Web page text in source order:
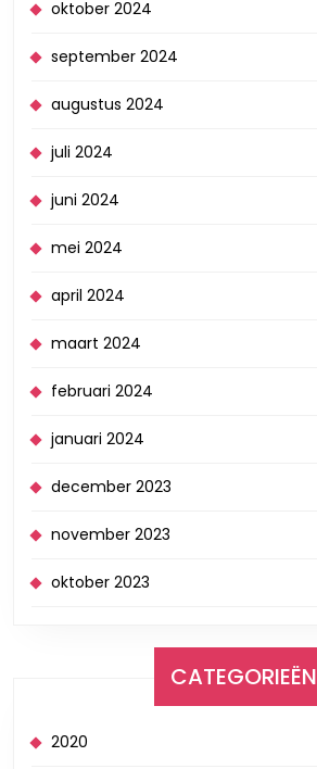
oktober 2024
september 2024
augustus 2024
juli 2024
juni 2024
mei 2024
april 2024
maart 2024
februari 2024
januari 2024
december 2023
november 2023
oktober 2023
CATEGORIEËN
2020